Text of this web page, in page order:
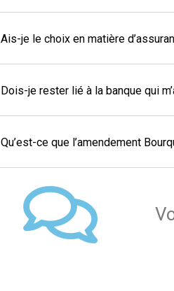
Ais-je le choix en matière
Dois-je rester lié à la banque qui
Qu’est-ce que l’amendement